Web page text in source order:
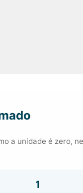
a unidade é zero,
1